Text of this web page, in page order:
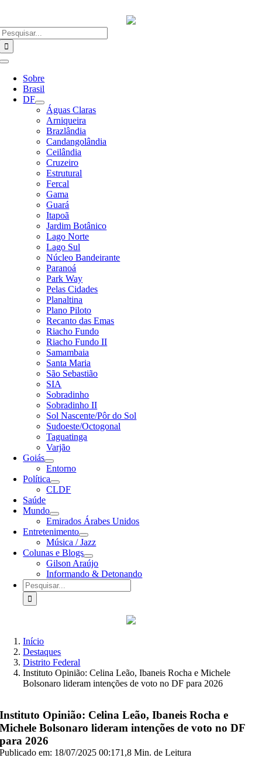
o
conteúdo
Alternar
Navegação
Sobre
Brasil
DF
Águas Claras
Arniqueira
Brazlândia
Candangolândia
Ceilândia
Cruzeiro
Estrutural
Fercal
Gama
Guará
Itapoã
Jardim Botânico
Lago Norte
Lago Sul
Núcleo Bandeirante
Paranoá
Park Way
Pelas Cidades
Planaltina
Plano Piloto
Recanto das Emas
Riacho Fundo
Riacho Fundo II
Samambaia
Santa Maria
São Sebastião
SIA
Sobradinho
Sobradinho II
Sol Nascente/Pôr do Sol
Sudoeste/Octogonal
Taguatinga
Varjão
Goiás
Entorno
Política
CLDF
Saúde
Mundo
Emirados Árabes Unidos
Entretenimento
Música / Jazz
Colunas e Blogs
Gilson Araújo
Informando & Detonando
Buscar
resultados
para:
Início
Destaques
Distrito Federal
Instituto Opinião: Celina Leão, Ibaneis Rocha e Michele
Bolsonaro lideram intenções de voto no DF para 2026
Instituto Opinião: Celina Leão, Ibaneis Rocha e
Michele Bolsonaro lideram intenções de voto no DF
para 2026
Publicado em: 18/07/2025 00:171,8 Min. de Leitura